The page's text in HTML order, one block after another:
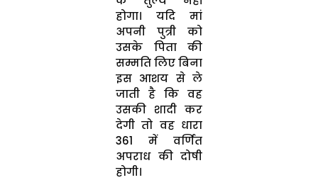
होगा। यदि मां
अपनी पुत्री को
उसके पिता की
सम्मति लिए बिना
इस आशय से ले
जाती है कि वह
उसकी शादी कर
देगी तो वह धारा
361 में वर्णित
अपराध की दोषी
होगी।